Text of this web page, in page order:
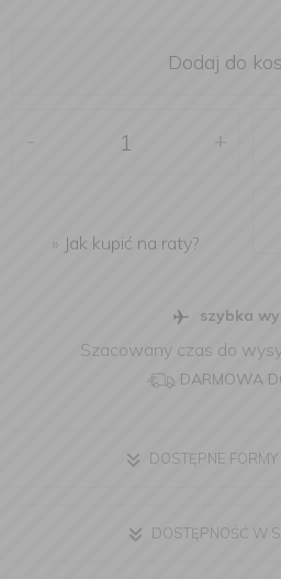
Dodaj do
+
» Jak kupić na raty?
szybka
Szacowany czas do
DARMOWA
DOSTĘPNE
DOSTĘPNOŚĆ W